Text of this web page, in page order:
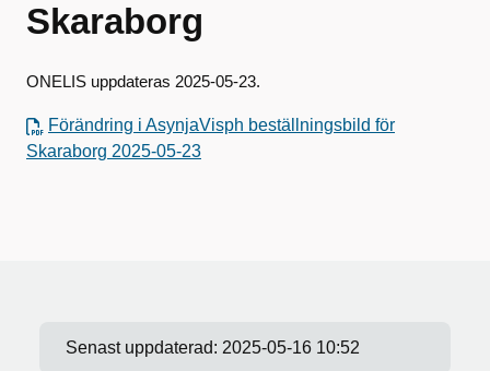
Skaraborg
ONELIS uppdateras 2025-05-23.
Förändring i AsynjaVisph beställningsbild för
Skaraborg 2025-05-23
Senast uppdaterad: 2025-05-16 10:52